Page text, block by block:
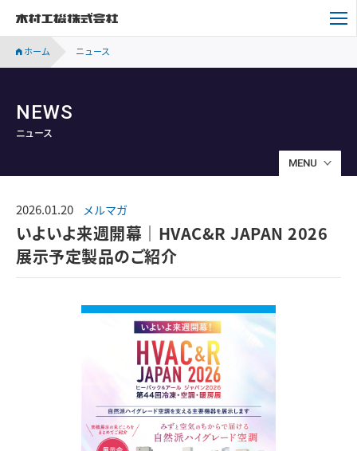
ホーム ニュース
NEWS
ニュース
2026.01.20 メルマガ
いよいよ来週開幕｜HVAC&R JAPAN 2026
展示予定製品のご紹介
MENU